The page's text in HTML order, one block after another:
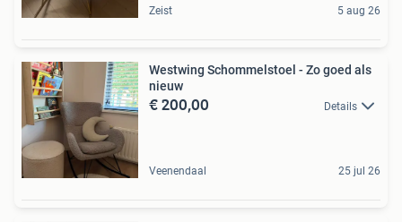
Zeist 5 aug 26
Westwing Schommelstoel - Zo goed als
nieuw
€ 200,00 Details
Veenendaal 25 jul 26